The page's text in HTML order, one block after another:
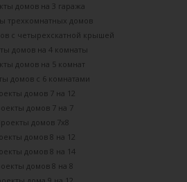
домов на 3 гаража
трехкомнатных домов
с четырехскатной крышей
домов на 4 комнаты
домов на 5 комнат
домов с 6 комнатами
домов 7 на 12
домов 7 на 7
домов 7х8
домов 8 на 12
домов 8 на 14
домов 8 на 8